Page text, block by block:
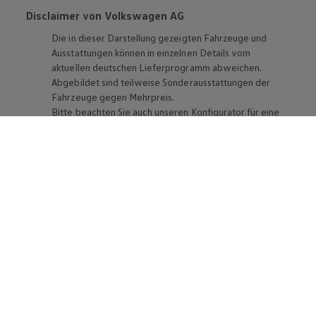
Disclaimer von Volkswagen AG
Die in dieser Darstellung gezeigten Fahrzeuge und
Ausstattungen können in einzelnen Details vom
aktuellen deutschen Lieferprogramm abweichen.
Abgebildet sind teilweise Sonderausstattungen der
Fahrzeuge gegen Mehrpreis.
Bitte beachten Sie auch unseren Konfigurator für eine